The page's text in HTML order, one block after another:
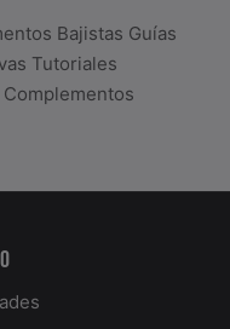
Bajistas Guías
Tutoriales
Complementos